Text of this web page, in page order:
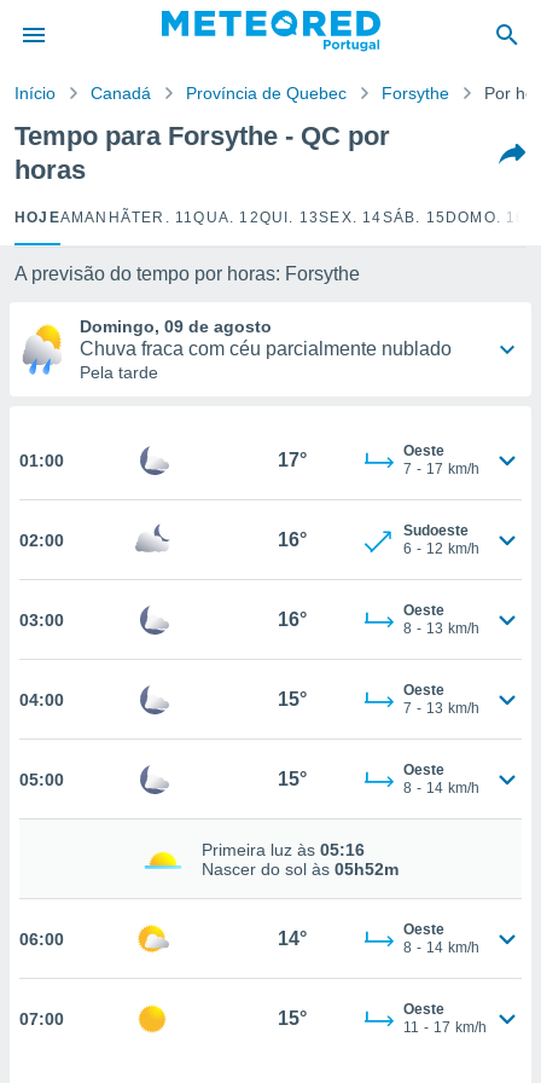
da
foi
para
fornecidas
a este
e
recolhidas
de alta
a
o
como
lhe
ACEITAR
Início Canadá Província de Quebec Forsythe Por
Tempo para Forsythe - QC por
horas
HOJEAMANHÃTER. 11QUA. 12QUI. 13SEX. 14SÁB. 15 DOMO. 16
A previsão do tempo por horas: Forsythe
Domingo, 09 de agosto
Chuva fraca com céu parcialmente nublado
Pela tarde
01:00 17°
Oeste
7 - 17 km/h
02:00 16°
Sudoeste
6 - 12 km/h
03:00 16°
Oeste
8 - 13 km/h
04:00 15°
Oeste
7 - 13 km/h
05:00 15°
Oeste
8 - 14 km/h
Primeira luz às 05:16
Nascer do sol às 05h52m
06:00 14°
Oeste
8 - 14 km/h
07:00 15°
Oeste
11 - 17 km/h